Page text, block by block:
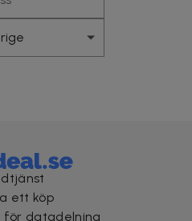
ett köp
för datadelning